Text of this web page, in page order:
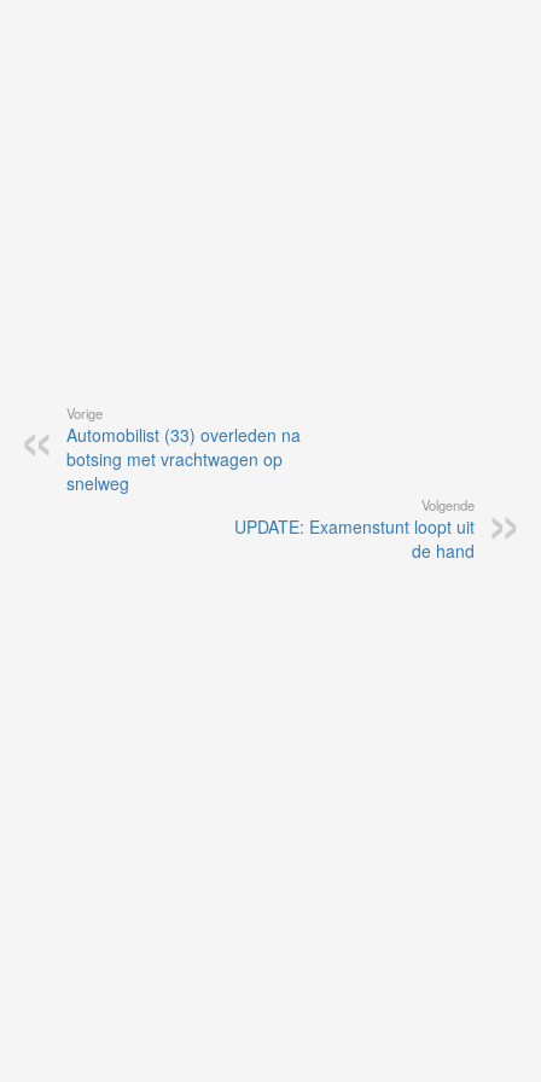
Vorige
Automobilist (33) overleden na
botsing met vrachtwagen op
snelweg
Volgende
UPDATE: Examenstunt loopt uit
de hand